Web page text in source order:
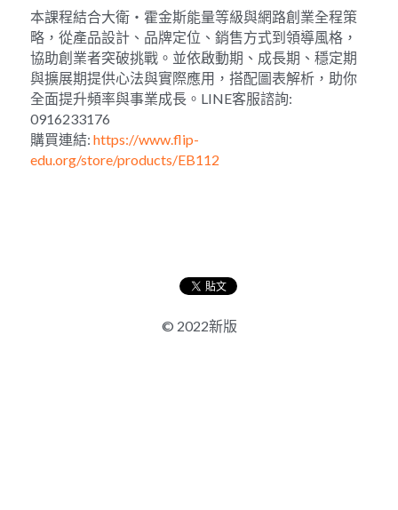
本課程結合大衛・霍金斯能量等級與網路創業全程策
略，從產品設計、品牌定位、銷售方式到領導風格，
協助創業者突破挑戰。並依啟動期、成長期、穩定期
與擴展期提供心法與實際應用，搭配圖表解析，助你
全面提升頻率與事業成長。LINE客服諮詢:
0916233176
購買連結: https://www.flip-
edu.org/store/products/EB112
© 2022新版